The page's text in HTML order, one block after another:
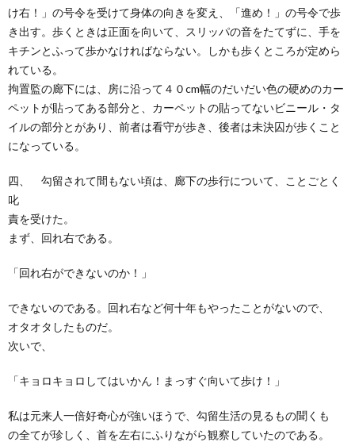
け右！」の号令を受けて身体の向きを変え、「進め！」の号令で歩
き出す。歩くときは正面を向いて、スリッパの音をたてずに、手を
キチンとふって歩かなければならない。しかも歩くところが定めら
れている。
拘置監の廊下には、房に沿って４０cm幅のだいだい色の硬めのカー
ペットが貼ってある部分と、カーペットの貼ってないビニール・タ
イルの部分とがあり、前者は看守が歩き、後者は未決囚が歩くこと
になっている。
四、 勾留されて間もない頃は、廊下の歩行について、ことごとく
叱
責を受けた。
まず、回れ右である。
「回れ右ができないのか！」
できないのである。回れ右など何十年もやったことがないので、
オタオタしたものだ。
次いで、
「キョロキョロしてはいかん！まっすぐ向いて歩け！」
私は元来人一倍好奇心が強いほうで、勾留生活の見るもの聞くも
の全てが珍しく、首を左右にふりながら観察していたのである。